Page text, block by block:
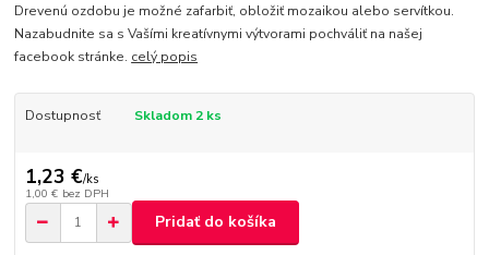
Drevenú ozdobu je možné zafarbiť, obložiť mozaikou alebo servítkou.
Nazabudnite sa s Vašími kreatívnymi výtvorami pochváliť na našej
facebook stránke. celý popis
Dostupnosť Skladom 2 ks
1,23 €/ks
1,00 € bez DPH
Pridať do košíka